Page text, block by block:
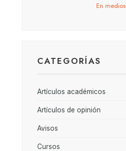
En medios
CATEGORÍAS
Artículos académicos
Artículos de opinión
Avisos
Cursos